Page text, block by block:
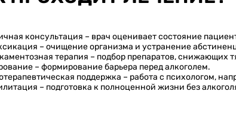
консультация – врач оценивает состояние
– очищение организма и устранение
терапия – подбор препаратов, снижающих
– формирование барьера перед алкоголем.
поддержка – работа с психологом,
– подготовка к полноценной жизни без